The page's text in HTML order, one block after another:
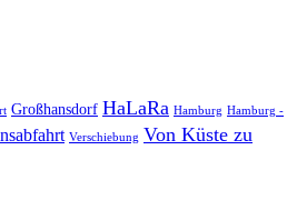
Großhansdorf HaLaRa Hamburg Hamburg -
Verschiebung Von Küste zu